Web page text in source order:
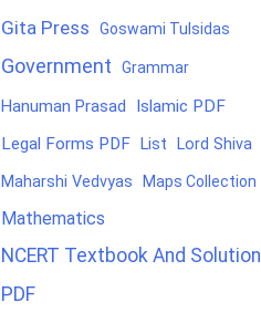
Gita Press Goswami Tulsidas
Government Grammar
Hanuman Prasad
Islamic PDF
Legal Forms PDF List Lord Shiva
Maharshi Vedvyas Maps Collection
Mathematics
NCERT Textbook And Solution
PDF